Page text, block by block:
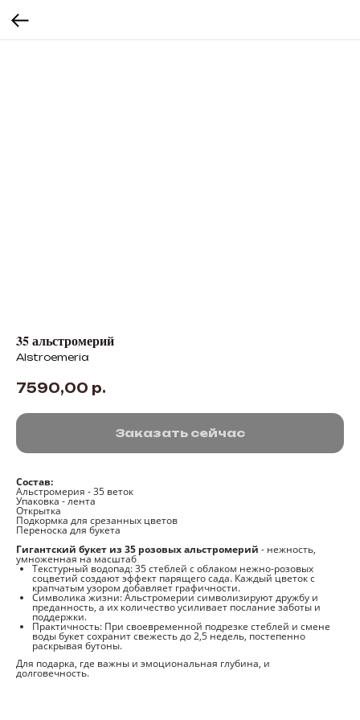
35 альстромерий
Alstroemeria
7590,00 р.
Заказать сейчас
Состав:
Альстромерия - 35 веток
Упаковка - лента
Открытка
Подкормка для срезанных цветов
Переноска для букета
Гигантский букет из 35 розовых альстромерий - нежность,
умноженная на масштаб
Текстурный водопад: 35 стеблей с облаком нежно-розовых
соцветий создают эффект парящего сада. Каждый цветок с
крапчатым узором добавляет графичности.
Символика жизни: Альстромерии символизируют дружбу и
преданность, а их количество усиливает послание заботы и
поддержки.
Практичность: При своевременной подрезке стеблей и смене
воды букет сохранит свежесть до 2,5 недель, постепенно
раскрывая бутоны.
Для подарка, где важны и эмоциональная глубина, и
долговечность.